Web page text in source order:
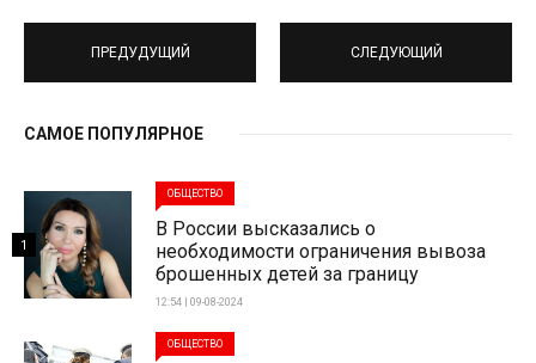
ПРЕДУДУЩИЙ СЛЕДУЮЩИЙ
САМОЕ ПОПУЛЯРНОЕ
ОБЩЕСТВО
В России высказались о
необходимости ограничения вывоза
брошенных детей за границу
12:54 | 09-08-2024
1
ОБЩЕСТВО